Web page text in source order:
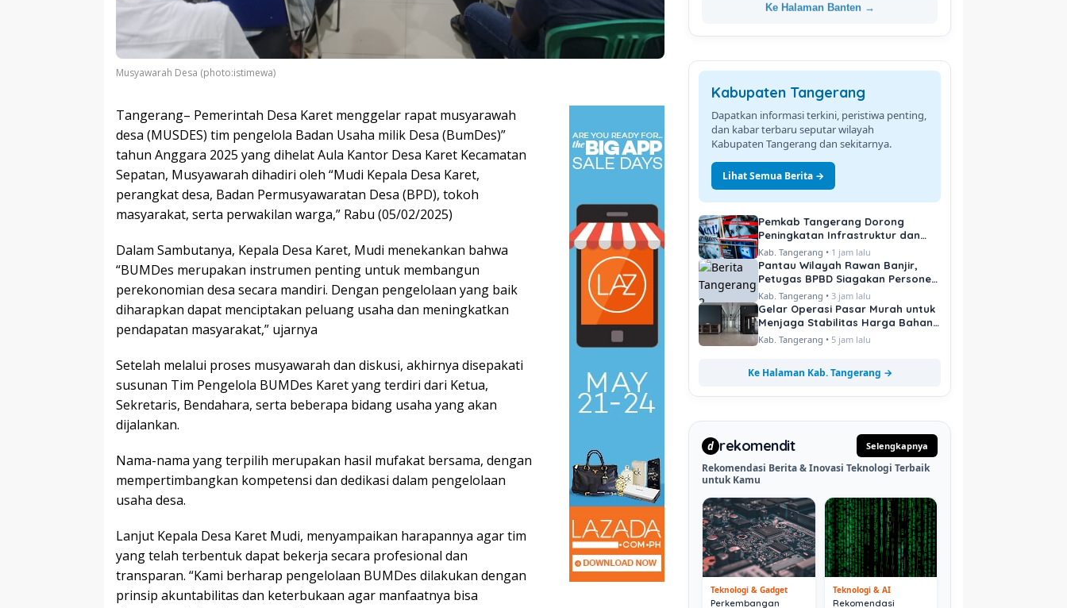
Musyawarah Desa (photo:istimewa)
Tangerang– Pemerintah Desa Karet menggelar rapat musyarawah
desa (MUSDES) tim pengelola Badan Usaha milik Desa (BumDes)”
tahun Anggara 2025 yang dihelat Aula Kantor Desa Karet Kecamatan
Sepatan, Musyawarah dihadiri oleh “Mudi Kepala Desa Karet,
perangkat desa, Badan Permusyawaratan Desa (BPD), tokoh
masyarakat, serta perwakilan warga,” Rabu (05/02/2025)
Dalam Sambutanya, Kepala Desa Karet, Mudi menekankan bahwa
“BUMDes merupakan instrumen penting untuk membangun
perekonomian desa secara mandiri. Dengan pengelolaan yang baik
diharapkan dapat menciptakan peluang usaha dan meningkatkan
pendapatan masyarakat,” ujarnya
Setelah melalui proses musyawarah dan diskusi, akhirnya disepakati
susunan Tim Pengelola BUMDes Karet yang terdiri dari Ketua,
Sekretaris, Bendahara, serta beberapa bidang usaha yang akan
dijalankan.
Nama-nama yang terpilih merupakan hasil mufakat bersama, dengan
mempertimbangkan kompetensi dan dedikasi dalam pengelolaan
usaha desa.
Lanjut Kepala Desa Karet Mudi, menyampaikan harapannya agar tim
yang telah terbentuk dapat bekerja secara profesional dan
transparan. “Kami berharap pengelolaan BUMDes dilakukan dengan
prinsip akuntabilitas dan keterbukaan agar manfaatnya bisa
Ke Halaman Banten →
Kabupaten Tangerang
Dapatkan informasi terkini, peristiwa penting,
dan kabar terbaru seputar wilayah
Kabupaten Tangerang dan sekitarnya.
Lihat Semua Berita →
Pemkab Tangerang Dorong
Peningkatan Infrastruktur dan
Pelayanan Publik
Kab. Tangerang • 1 jam lalu
Pantau Wilayah Rawan Banjir,
Petugas BPBD Siagakan Personel
di Titik Kritis
Kab. Tangerang •3 jam lalu
Gelar Operasi Pasar Murah untuk
Menjaga Stabilitas Harga Bahan
Pokok
Kab. Tangerang • 5 jam lalu
Ke Halaman Kab. Tangerang →
d rekomendit Selengkapnya
Rekomendasi Berita & Inovasi Teknologi Terbaik
untuk Kamu
Teknologi & Gadget
Perkembangan
Teknologi & AI
Rekomendasi